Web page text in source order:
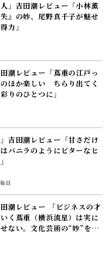
人」吉田潮レビュー「小林薫
』の妙、尾野真千子が魅せ
力」
田潮レビュー「蔦重の江戸っ
ほか楽しい ちらり出てく
りのひとつに」
」吉田潮レビュー「甘さだけ
バニラのようにビターなヒ
日
田潮レビュー 「ビジネスの才
く蔦重（横浜流星）は実に
ない。文化芸術の“妙”を存